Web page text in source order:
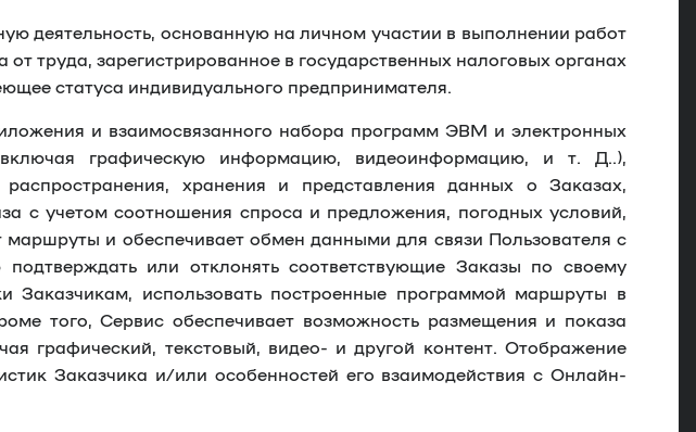
деятельность, основанную на личном участии в выполнении работ
труда, зарегистрированное в государственных налоговых органах
статуса индивидуального предпринимателя.
и взаимосвязанного набора программ ЭВМ и электронных
графическую информацию, видеоинформацию, и т. Д..),
хранения и представления данных о Заказах,
с учетом соотношения спроса и предложения, погодных условий,
и обеспечивает обмен данными для связи Пользователя с
или отклонять соответствующие Заказы по своему
Заказчикам, использовать построенные программой маршруты в
того, Сервис обеспечивает возможность размещения и показа
графический, текстовый, видео- и другой контент. Отображение
Заказчика и/или особенностей его взаимодействия с Онлайн-